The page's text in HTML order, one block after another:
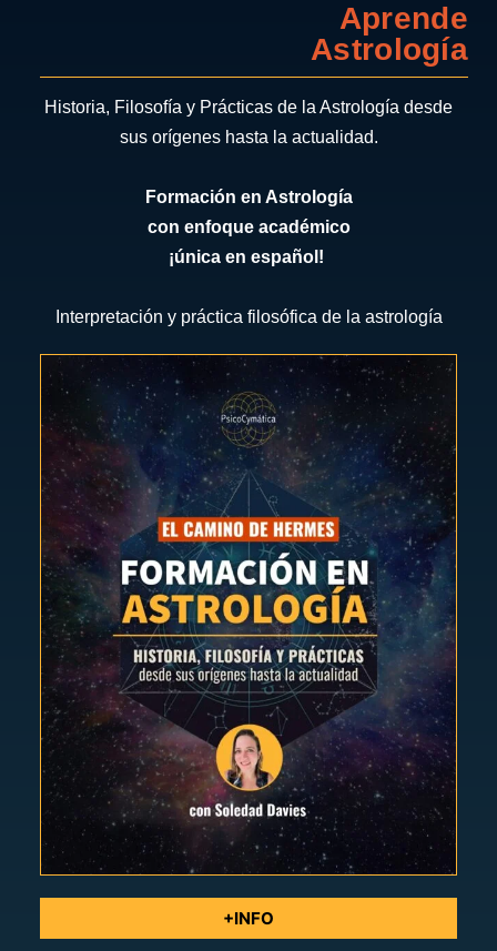
Aprende
Astrología
Historia, Filosofía y Prácticas de la Astrología desde
sus orígenes hasta la actualidad.
Formación en Astrología
con enfoque académico
¡única en español!
Interpretación y práctica filosófica de la astrología
+INFO